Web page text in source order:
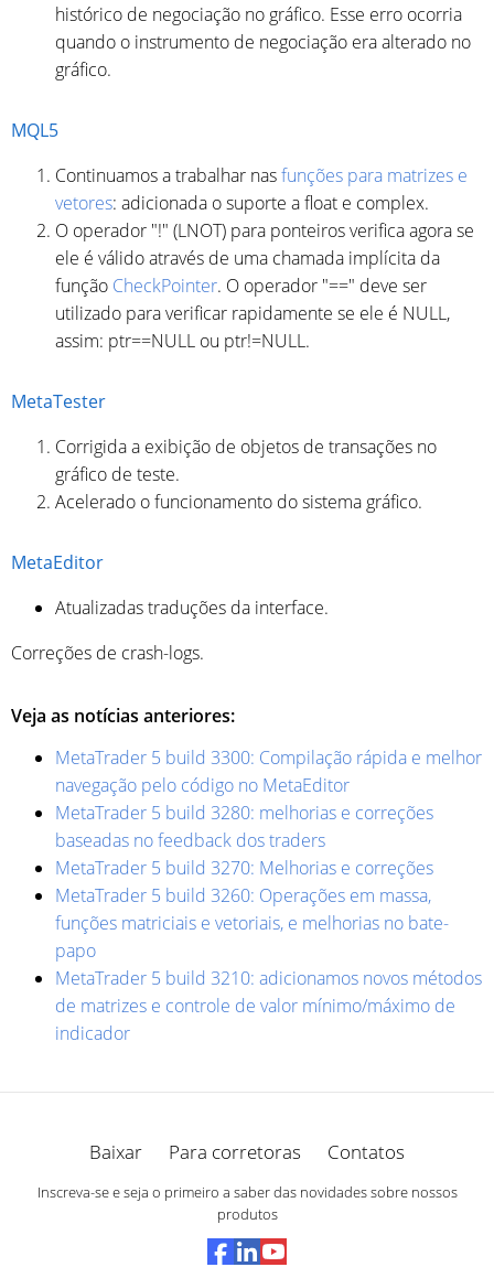
histórico de negociação no gráfico. Esse erro ocorria
quando o instrumento de negociação era alterado no
gráfico.
MQL5
Continuamos a trabalhar nasfunções para matrizes e
vetores: adicionada o suporte a float e complex.
O operador "!" (LNOT) para ponteiros verifica agora se
ele é válido através de uma chamada implícita da
função CheckPointer. O operador "==" deve ser
utilizado para verificar rapidamente se ele é NULL,
assim: ptr==NULL ou ptr!=NULL.
MetaTester
Corrigida a exibição de objetos de transações no
gráfico de teste.
Acelerado o funcionamento do sistema gráfico.
MetaEditor
Atualizadas traduções da interface.
Correções de crash-logs.
Veja as notícias anteriores:
MetaTrader 5 build 3300: Compilação rápida e melhor
navegação pelo código no MetaEditor
MetaTrader 5 build 3280: melhorias e correções
baseadas no feedback dos traders
MetaTrader 5 build 3270: Melhorias e correções
MetaTrader 5 build 3260: Operações em massa,
funções matriciais e vetoriais, e melhorias no bate-
papo
MetaTrader 5 build 3210: adicionamos novos métodos
de matrizes e controle de valor mínimo/máximo de
indicador
Baixar Para corretoras Contatos
Inscreva-se e seja o primeiro a saber das novidades sobre nossos
produtos